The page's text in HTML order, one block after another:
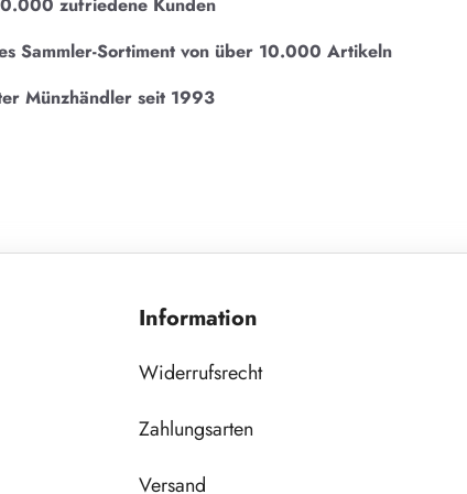
zufriedene Kunden
Sammler-Sortiment von über 10.000 Artikeln
Münzhändler seit 1993
Information
Widerrufsrecht
Zahlungsarten
Versand